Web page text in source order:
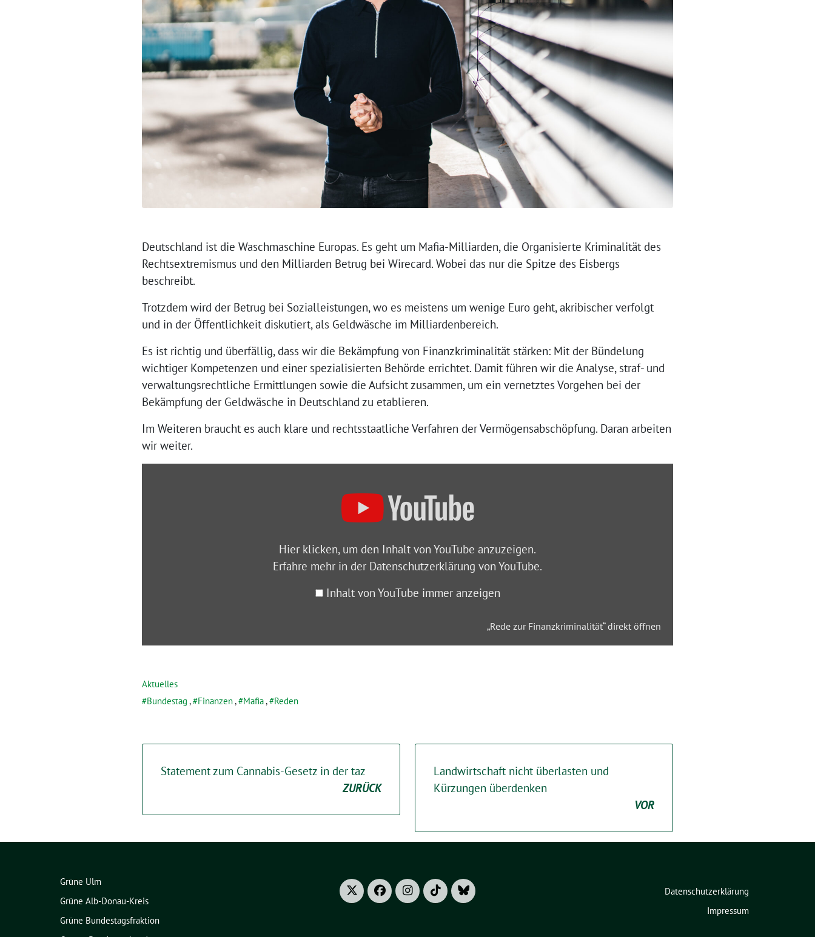
Deutschland ist die Waschmaschine Europas. Es geht um Mafia-Milliarden, die Organisierte Kriminalität des
Rechtsextremismus und den Milliarden Betrug bei Wirecard. Wobei das nur die Spitze des Eisbergs
beschreibt.
Trotzdem wird der Betrug bei Sozialleistungen, wo es meistens um wenige Euro geht, akribischer verfolgt
und in der Öffentlichkeit diskutiert, als Geldwäsche im Milliardenbereich.
Es ist richtig und überfällig, dass wir die Bekämpfung von Finanzkriminalität stärken: Mit der Bündelung
wichtiger Kompetenzen und einer spezialisierten Behörde errichtet. Damit führen wir die Analyse, straf- und
verwaltungsrechtliche Ermittlungen sowie die Aufsicht zusammen, um ein vernetztes Vorgehen bei der
Bekämpfung der Geldwäsche in Deutschland zu etablieren.
Im Weiteren braucht es auch klare und rechtsstaatliche Verfahren der Vermögensabschöpfung. Daran arbeiten
wir weiter.
Hier klicken, um den Inhalt von YouTube anzuzeigen.
Erfahre mehr in der Datenschutzerklärung von YouTube.
Inhalt von YouTube immer anzeigen
„Rede zur Finanzkriminalität“ direkt öffnen
Aktuelles
Bundestag , Finanzen, Mafia, Reden
Statement zum Cannabis-Gesetz in der taz
ZURÜCK
Landwirtschaft nicht überlasten und
Kürzungen überdenken
VOR
Grüne Ulm
Grüne Alb-Donau-Kreis
Grüne Bundestagsfraktion
Datenschutzerklärung
Impressum